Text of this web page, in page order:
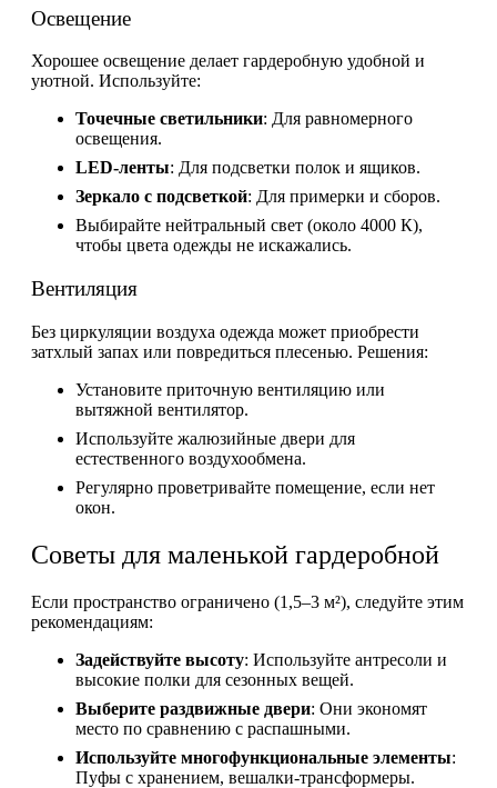
Освещение
Хорошее освещение делает гардеробную удобной и
уютной. Используйте:
Точечные светильники: Для равномерного
освещения.
LED-ленты: Для подсветки полок и ящиков.
Зеркало с подсветкой: Для примерки и сборов.
Выбирайте нейтральный свет (около 4000 К),
чтобы цвета одежды не искажались.
Вентиляция
Без циркуляции воздуха одежда может приобрести
затхлый запах или повредиться плесенью. Решения:
Установите приточную вентиляцию или
вытяжной вентилятор.
Используйте жалюзийные двери для
естественного воздухообмена.
Регулярно проветривайте помещение, если нет
окон.
Советы для маленькой гардеробной
Если пространство ограничено (1,5–3 м²), следуйте этим
рекомендациям:
Задействуйте высоту: Используйте антресоли и
высокие полки для сезонных вещей.
Выберите раздвижные двери: Они экономят
место по сравнению с распашными.
Используйте многофункциональные элементы:
Пуфы с хранением, вешалки-трансформеры.